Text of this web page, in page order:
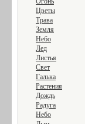
Цветы
Трава
Земля
Небо
Лед
Листья
Свет
Галька
Растения
Дождь
Радуга
Небо